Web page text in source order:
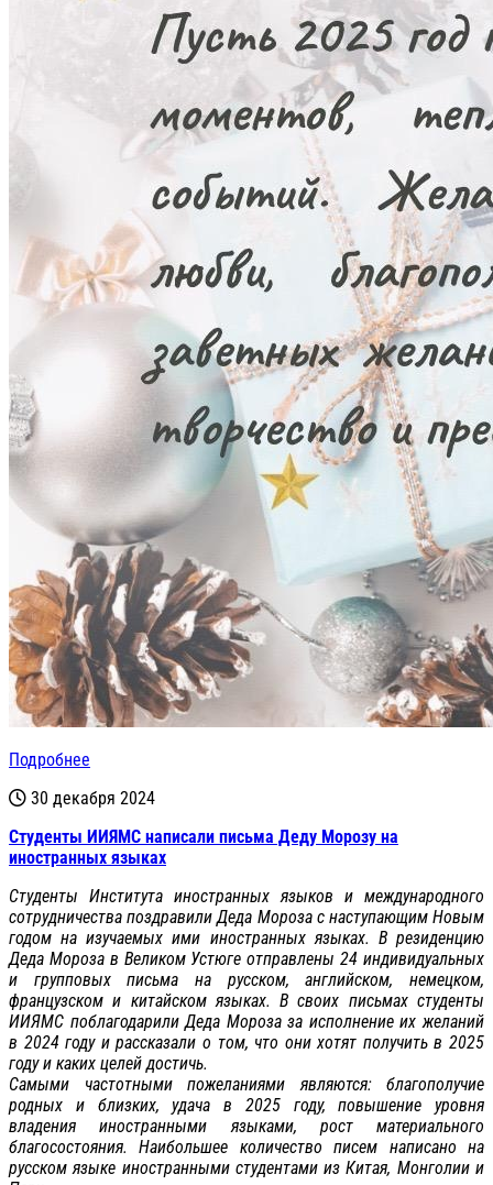
Подробнее
30 декабря 2024
Студенты ИИЯМС написали письма Деду Морозу на
иностранных языках
Студенты Института иностранных языков и международного
сотрудничества поздравили Деда Мороза с наступающим Новым
годом на изучаемых ими иностранных языках. В резиденцию
Деда Мороза в Великом Устюге отправлены 24 индивидуальных
и групповых письма на русском, английском, немецком,
французском и китайском языках. В своих письмах студенты
ИИЯМС поблагодарили Деда Мороза за исполнение их желаний
в 2024 году и рассказали о том, что они хотят получить в 2025
году и каких целей достичь.
Самыми частотными пожеланиями являются: благополучие
родных и близких, удача в 2025 году, повышение уровня
владения иностранными языками, рост материального
благосостояния. Наибольшее количество писем написано на
русском языке иностранными студентами из Китая, Монголии и